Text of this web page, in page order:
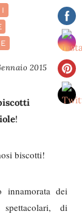
2015
!
biscotti!
dei
di